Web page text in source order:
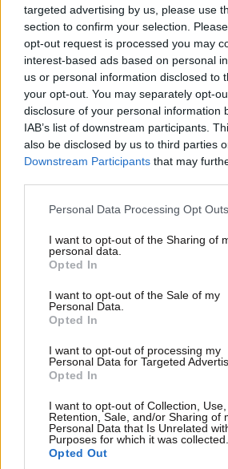
targeted advertising by us, please use
section to confirm your selection.
opt-out request is processed you may
interest-based ads based on personal
us or personal information disclosed to
your opt-out. You may separately opt-
disclosure of your personal information
IAB’s list of downstream participants.
also be disclosed by us to third parties
Downstream Participants that may
Please note that this website/app uses
not limited to your visit or usage
grant or deny consent to Google and its
use your data for below specified
consent section.
Personal Data Processing Opt Outs
I want to opt-out of the Sharing of
personal data.
Opted In
I want to opt-out of the Sale of my
Personal Data.
Opted In
I want to opt-out of processing my
Personal Data for Targeted
Opted In
I want to opt-out of Collection, Use,
Retention, Sale, and/or Sharing of
Personal Data that Is Unrelated
Purposes for which it was collected.
Opted Out
Συναγερμός στην Ιταλία: